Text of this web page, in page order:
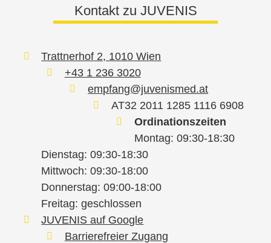
Kontakt zu JUVENIS
Trattnerhof 2, 1010 Wien
+43 1 236 3020
empfang@juvenismed.at
AT32 2011 1285 1116 6908
Ordinationszeiten
Montag: 09:30-18:30
Dienstag: 09:30-18:30
Mittwoch: 09:30-18:00
Donnerstag: 09:00-18:00
Freitag: geschlossen
JUVENIS auf Google
Barrierefreier Zugang